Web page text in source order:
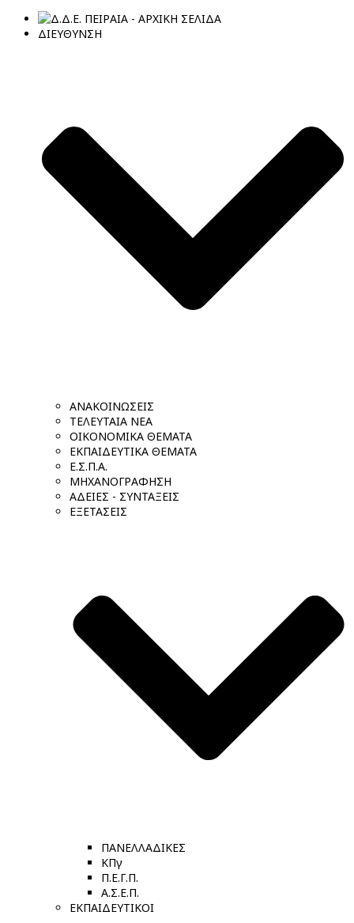
ΔΙΕΥΘΥΝΣΗ
ΑΝΑΚΟΙΝΩΣΕΙΣ
ΤΕΛΕΥΤΑΙΑ ΝΕΑ
ΟΙΚΟΝΟΜΙΚΑ ΘΕΜΑΤΑ
ΕΚΠΑΙΔΕΥΤΙΚΑ ΘΕΜΑΤΑ
Ε.Σ.Π.Α.
ΜΗΧΑΝΟΓΡΑΦΗΣΗ
ΑΔΕΙΕΣ - ΣΥΝΤΑΞΕΙΣ
ΕΞΕΤΑΣΕΙΣ
ΠΑΝΕΛΛΑΔΙΚΕΣ
ΚΠγ
Π.Ε.Γ.Π.
Α.Σ.Ε.Π.
ΕΚΠΑΙΔΕΥΤΙΚΟΙ